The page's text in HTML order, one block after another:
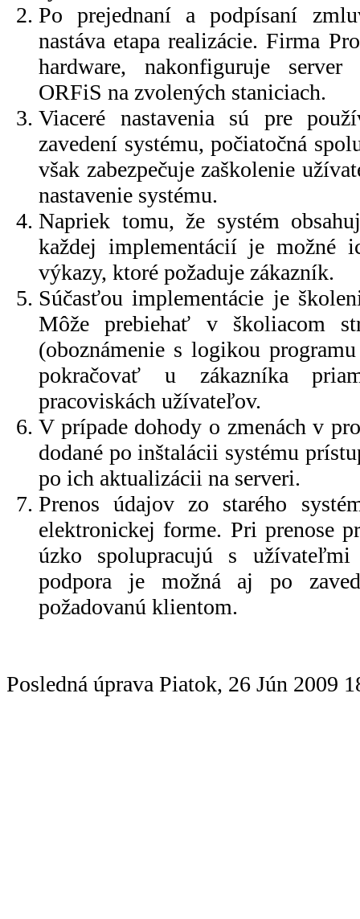
Po prejednaní a podpísaní
nastáva etapa realizácie. Firma
hardware, nakonfiguruje
ORFiS na zvolených staniciach.
Viaceré nastavenia sú pre
zavedení systému, počiatočná
však zabezpečuje zaškolenie
nastavenie systému.
Napriek tomu, že systém
každej implementácií je možné
výkazy, ktoré požaduje zákazník.
Súčasťou implementácie je
Môže prebiehať v školiacom
(oboznámenie s logikou
pokračovať u zákazníka
pracoviskách užívateľov.
V prípade dohody o zmenách v
dodané po inštalácii systému
po ich aktualizácii na serveri.
Prenos údajov zo starého
elektronickej forme. Pri prenose
úzko spolupracujú s
podpora je možná aj po
požadovanú klientom.
Posledná úprava Piatok, 26 Jún 2009